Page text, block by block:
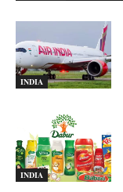
INDIA
INDIA